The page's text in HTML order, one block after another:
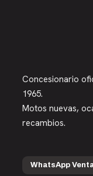
Concesionario
1965.
Motos nuevas,
recambios.
WhatsApp